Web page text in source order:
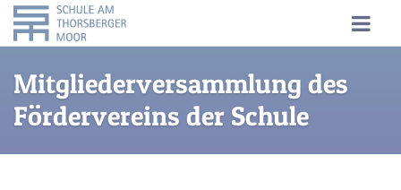
Mitgliederversammlung des
Fördervereins der Schule